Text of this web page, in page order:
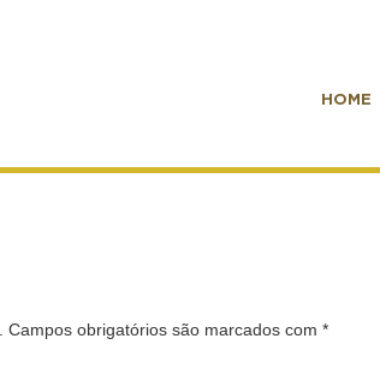
HOME
Campos obrigatórios são marcados com *